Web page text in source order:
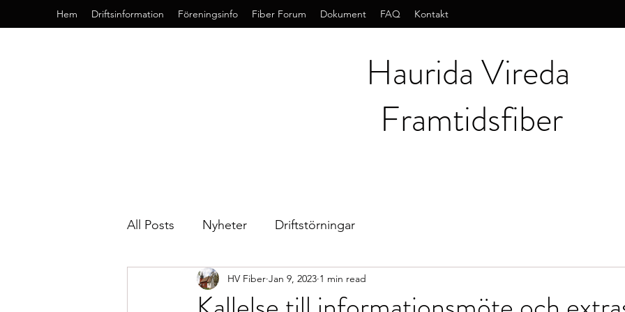
Hem Driftsinformation Föreningsinfo Fiber Forum Dokument FAQ Kontakt
Haurida Vireda
Framtidsfiber
All Posts Nyheter Driftstörningar
HV Fiber Jan 9, 2023 1 min read